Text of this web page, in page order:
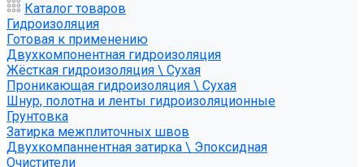
Каталог товаров
Гидроизоляция
Готовая к применению
Двухкомпонентная гидроизоляция
Жёсткая гидроизоляция \ Сухая
Проникающая гидроизоляция \ Сухая
Шнур, полотна и ленты гидроизоляционные
Грунтовка
Затирка межплиточных швов
Двухкомпаннентная затирка \ Эпоксидная
Очистители